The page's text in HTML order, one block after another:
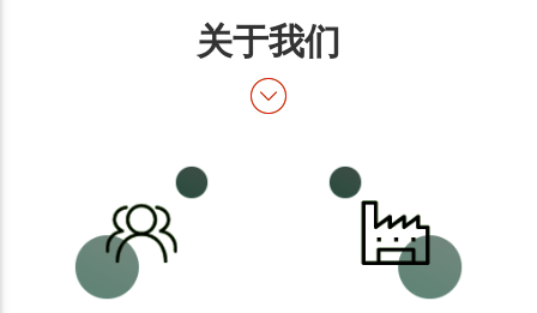
关于我们